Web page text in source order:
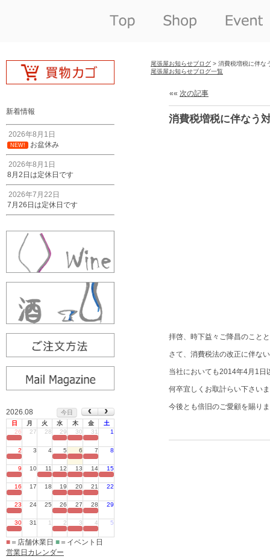
新着情報
2026年8月1日
NEW! お盆休み
2026年8月1日
8月2日は定休日です
2026年7月22日
7月26日は定休日です
2026.08
今日
日
月 火 水 木 金
土
26
27 28 29 30 31 1
2 3 4 5 6 7 8
9 10 11 12 13 14 15
16 17 18 19 20 21 22
23 24 25 26 27 28 29
30 31 1 2 3 4 5
■ ＝店舗休業日 ■ ＝イベント日
営業日カレンダー
尾張屋お知らせブログ > 消費税増税に伴な
尾張屋お知らせブログ一覧
«« 次の記事
消費税増税に伴なう
拝啓、時下益々ご降昌のこと
さて、消費税法の改正に伴な
当社においても2014年4月1
何卒宜しくお取計らい下さい
今後とも倍旧のご愛顧を賜り